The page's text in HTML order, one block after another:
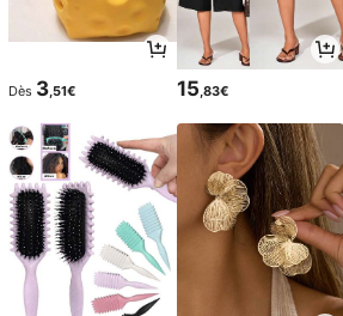
Dès 3,51€ 15,83€